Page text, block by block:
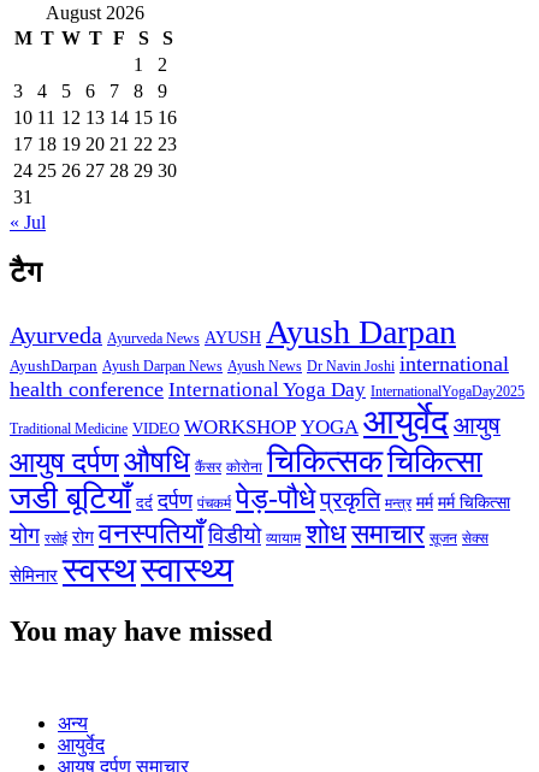
August 2026
M T W T F S
S
1
2
3
4 5 6 7 8
9
10 11 12 13 14 15 16
17 18 19 20 21 22 23
24 25 26 27 28 29 30
31
« Jul
टैग
Ayurveda Ayurveda News AYUSH Ayush Darpan
AyushDarpan Ayush Darpan News Ayush News Dr Navin Joshi international
health conference International Yoga Day InternationalYogaDay2025
Traditional Medicine VIDEO WORKSHOP YOGA आयुर्वेदआयुष
आयुष दर्पणऔषधि कैंसर कोरोना चिकित्सकचिकित्सा
जडी बूटियाँ दर्द दर्पण पंचकर्म पेड़-पौधेप्रकृति मन्त्र मर्म मर्म चिकित्सा
योग रसोई रोग वनस्पतियाँविडीयो व्यायाम शोधसमाचार सूजन सेक्स
सेमिनार स्वस्थस्वास्थ्य
You may have missed
अन्य
आयुर्वेद
आयुष दर्पण समाचार